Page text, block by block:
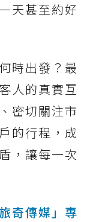
天甚至約好
時出發？最
人的真實互
密切關注市
的行程，成
，讓每一次
奇傳媒」專